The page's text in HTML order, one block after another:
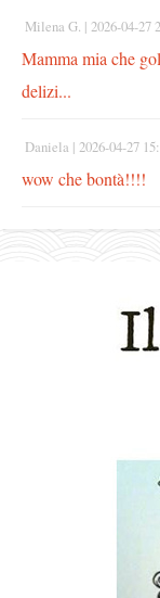
Milena G. | 2026-04-27
Mamma mia che
delizi...
Daniela | 2026-04-27
wow che bontà!!!!